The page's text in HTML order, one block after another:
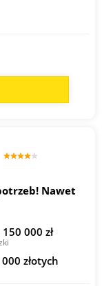
Nawet
000 zł
złotych